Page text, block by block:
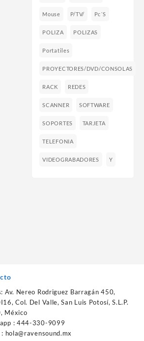
Mouse P/TV/ Pc´s
POLIZA POLIZAS
Portatiles
PROYECTORES/DVD/CONSOLAS
RACK REDES
SCANNER SOFTWARE
SOPORTES TARJETA
TELEFONIA
VIDEOGRABADORES Y
Av. Nereo Rodriguez Barragán 450,
Col. Del Valle, San Luis Potosí, S.L.P.
México
: 444-330-9099
hola@ravensound.mx